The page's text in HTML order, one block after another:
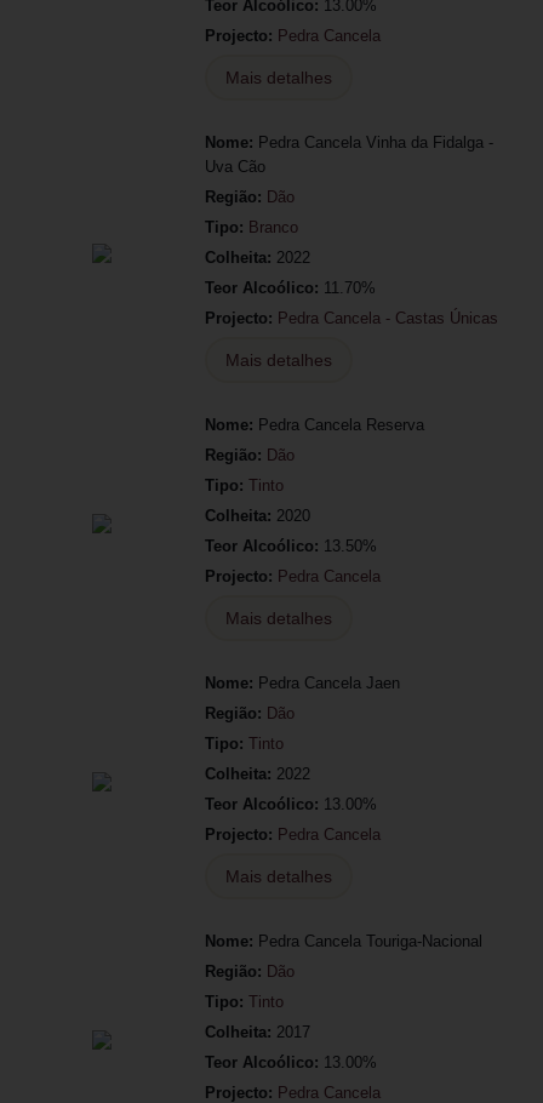
Teor Alcoólico: 13.00%
Projecto: Pedra Cancela
Mais detalhes
Nome: Pedra Cancela Vinha da Fidalga -
Uva Cão
Região: Dão
Tipo: Branco
Colheita: 2022
Teor Alcoólico: 11.70%
Projecto: Pedra Cancela - Castas Únicas
Mais detalhes
Nome: Pedra Cancela Reserva
Região: Dão
Tipo: Tinto
Colheita: 2020
Teor Alcoólico: 13.50%
Projecto: Pedra Cancela
Mais detalhes
Nome: Pedra Cancela Jaen
Região: Dão
Tipo: Tinto
Colheita: 2022
Teor Alcoólico: 13.00%
Projecto: Pedra Cancela
Mais detalhes
Nome: Pedra Cancela Touriga-Nacional
Região: Dão
Tipo: Tinto
Colheita: 2017
Teor Alcoólico: 13.00%
Projecto: Pedra Cancela